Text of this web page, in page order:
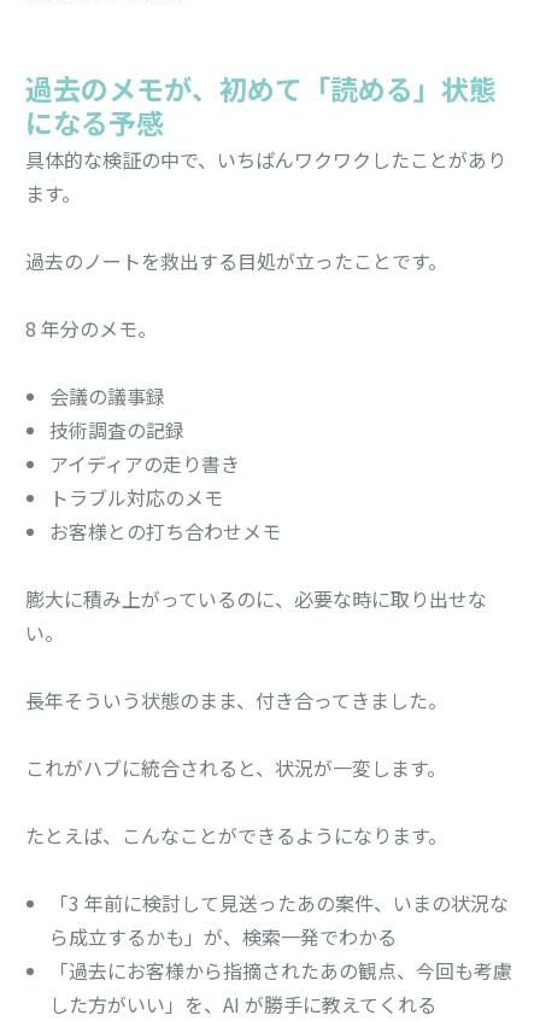
過去のメモが、初めて「読める」状態
になる予感
具体的な検証の中で、いちばんワクワクしたことがあり
ます。
過去のノートを救出する目処が立ったことです。
8 年分のメモ。
会議の議事録
技術調査の記録
アイディアの走り書き
トラブル対応のメモ
お客様との打ち合わせメモ
膨大に積み上がっているのに、必要な時に取り出せな
い。
長年そういう状態のまま、付き合ってきました。
これがハブに統合されると、状況が一変します。
たとえば、こんなことができるようになります。
「3 年前に検討して見送ったあの案件、いまの状況な
ら成立するかも」が、検索一発でわかる
「過去にお客様から指摘されたあの観点、今回も考慮
した方がいい」を、AI が勝手に教えてくれる